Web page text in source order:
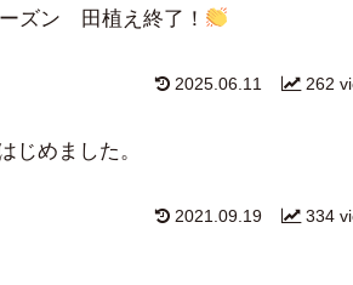
ズン 田植え終了！
262
2025.06.11
じめました。
334
2021.09.19